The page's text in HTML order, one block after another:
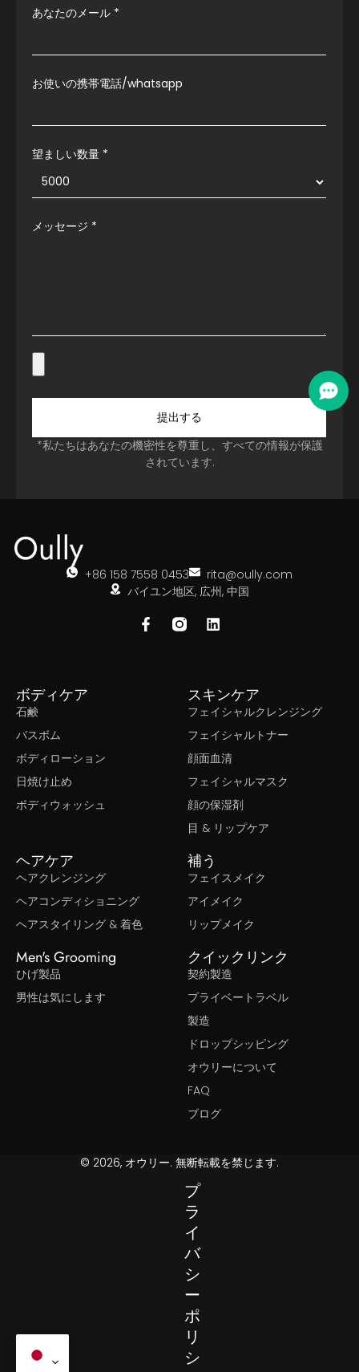
あなたのメール *
お使いの携帯電話/whatsapp
望ましい数量 *
メッセージ *
提出する
*私たちはあなたの機密性を尊重し、すべての情報が保護
されています.
+86 158 7558 0453
rita@oully.com
バイユン地区, 広州, 中国
ボディケア
石鹸
バスボム
ボディローション
日焼け止め
ボディウォッシュ
スキンケア
フェイシャルクレンジング
フェイシャルトナー
顔面血清
フェイシャルマスク
顔の保湿剤
目 & リップケア
ヘアケア
ヘアクレンジング
ヘアコンディショニング
ヘアスタイリング & 着色
補う
フェイスメイク
アイメイク
リップメイク
Men's Grooming
ひげ製品
男性は気にします
クイックリンク
契約製造
プライベートラベル
製造
ドロップシッピング
オウリーについて
FAQ
ブログ
© 2026, オウリー. 無断転載を禁じます.
プ
ラ
イ
バ
シ
ー
ポ
リ
シ